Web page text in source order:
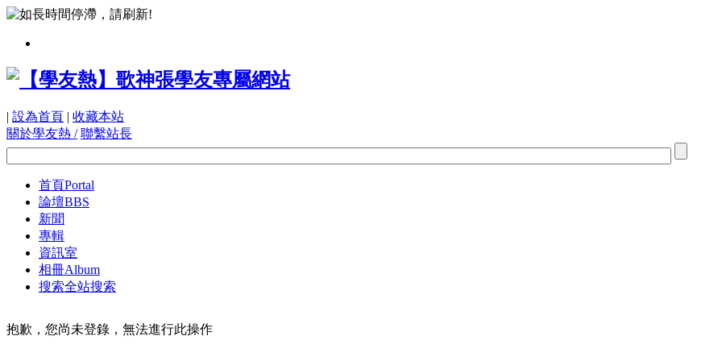
| 設為首頁 | 收藏本站
關於學友熱 / 聯繫站長
首頁Portal
論壇BBS
新聞
專輯
資訊室
相冊Album
搜索全站搜索
抱歉，您尚未登錄，無法進行此操作